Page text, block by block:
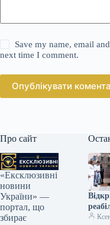
Save my name, email
next time I comment.
Опублікувати
Про сайт
«Ексклюзивні
новини
України» —
портал, що
збирає